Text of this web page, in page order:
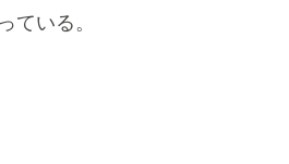
ている。